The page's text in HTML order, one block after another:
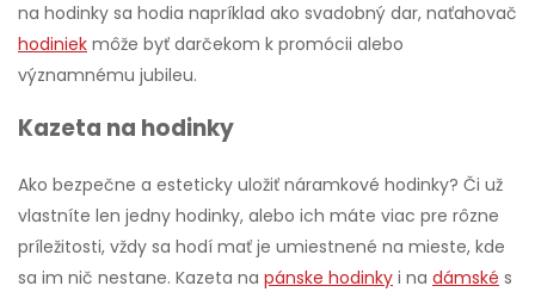
na hodinky sa hodia napríklad ako svadobný dar, naťahovač
hodiniek môže byť darčekom k promócii alebo
významnému jubileu.
Kazeta na hodinky
Ako bezpečne a esteticky uložiť náramkové hodinky? Či už
vlastníte len jedny hodinky, alebo ich máte viac pre rôzne
príležitosti, vždy sa hodí mať je umiestnené na mieste, kde
sa im nič nestane. Kazeta na pánske hodinky i na dámské s